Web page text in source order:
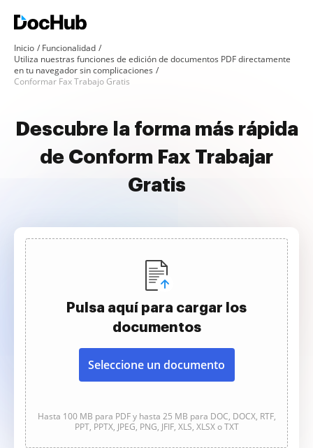
Inicio
Funcionalidad
Utiliza nuestras funciones de edición de documentos PDF directamente
en tu navegador sin complicaciones
Conformar Fax Trabajo Gratis
Descubre la forma más rápida
de Conform Fax Trabajar
Gratis
Pulsa aquí para cargar los
documentos
Seleccione un documento
Hasta 100 MB para PDF y hasta 25 MB para DOC, DOCX, RTF,
PPT, PPTX, JPEG, PNG, JFIF, XLS, XLSX o TXT